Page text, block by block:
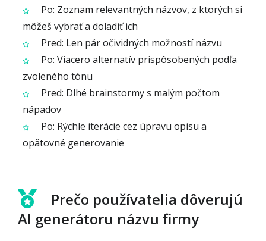
Po: Zoznam relevantných názvov, z ktorých si
môžeš vybrať a doladiť ich
Pred: Len pár očividných možností názvu
Po: Viacero alternatív prispôsobených podľa
zvoleného tónu
Pred: Dlhé brainstormy s malým počtom
nápadov
Po: Rýchle iterácie cez úpravu opisu a
opätovné generovanie
Prečo používatelia dôverujú
AI generátoru názvu firmy